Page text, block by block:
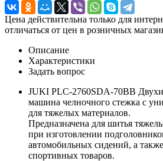
Цена действительна только для
отличаться от цен в розничных
Описание
Характеристики
Задать вопрос
JUKI PLC-2760SDA-70BB
машина челночного стежка с
для тяжелых материалов.
Предназначена для шитья
при изготовлении
автомобильных сидений, а
спортивных товаров.